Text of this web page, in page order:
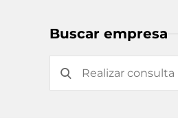
Buscar empresa